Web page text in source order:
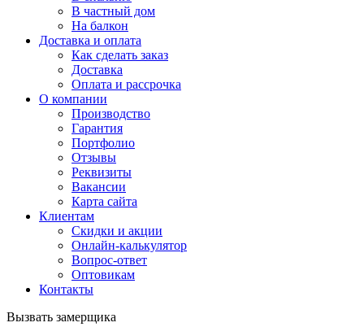
В частный дом
На балкон
Доставка и оплата
Как сделать заказ
Доставка
Оплата и рассрочка
О компании
Производство
Гарантия
Портфолио
Отзывы
Реквизиты
Вакансии
Карта сайта
Клиентам
Скидки и акции
Онлайн-калькулятор
Вопрос-ответ
Оптовикам
Контакты
Вызвать замерщика